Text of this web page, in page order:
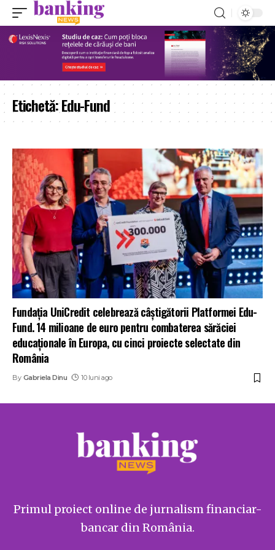
Etichetă:Edu-Fund
Fundația UniCredit celebrează câștigătorii Platformei Edu-
Fund. 14 milioane de euro pentru combaterea sărăciei
educaționale în Europa, cu cinci proiecte selectate din
România
By Gabriela Dinu 10 luni ago
Primul proiect online de jurnalism financiar-
bancar din România.